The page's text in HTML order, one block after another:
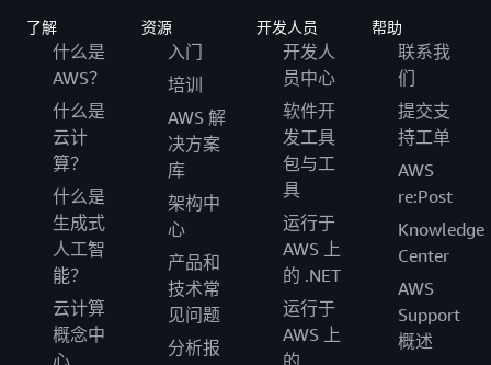
了解
什么是
AWS？
什么是
云计
算？
什么是
生成式
人工智
能？
云计算
概念中
资源
入门
培训
AWS 解
决方案
库
架构中
心
产品和
技术常
见问题
分析报
开发人员
开发人
员中心
软件开
发工具
包与工
具
运行于
AWS 上
的 .NET
运行于
AWS 上
帮助
联系我
们
提交支
持工单
AWS
re:Post
Knowledge
Center
AWS
Support
概述